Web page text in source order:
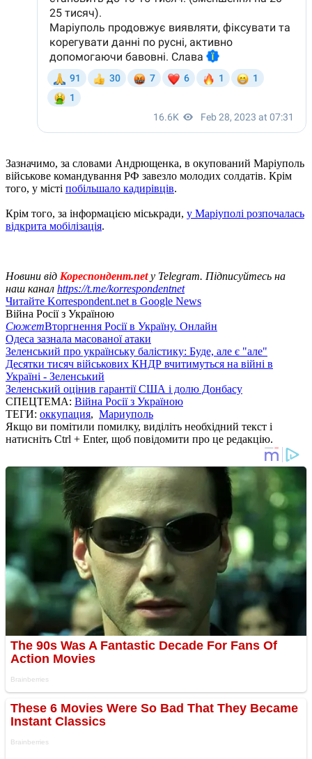
Зазначимо, за словами Андрющенка, в окупований Маріуполь
військове командування РФ завезло молодих солдатів. Крім
того, у місті побільшало кадирівців.
Крім того, за інформацією міськради, у Маріуполі розпочалась
відкрита мобілізація.
Новини від Кореспондент.netу Telegram. Підписуйтесь на
наш канал https://t.me/korrespondentnet
Читайте Korrespondent.net в Google News
Війна Росії з Україною
СюжетВторгнення Росії в Україну. Онлайн
Одеса зазнала масованої атаки
Зеленський про українську балістику: Буде, але є "але"
Десятки тисяч військових КНДР вчитимуться на війні в
Україні - Зеленський
Зеленський оцінив гарантії США і долю Донбасу
СПЕЦТЕМА: Війна Росії з Україною
ТЕГИ: оккупация, Мариуполь
Якщо ви помітили помилку, виділіть необхідний текст і
натисніть Ctrl + Enter, щоб повідомити про це редакцію.